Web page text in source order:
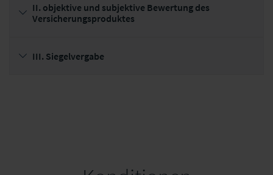
II. objektive und subjektive Bewertung des
Versicherungsproduktes
III. Siegelvergabe